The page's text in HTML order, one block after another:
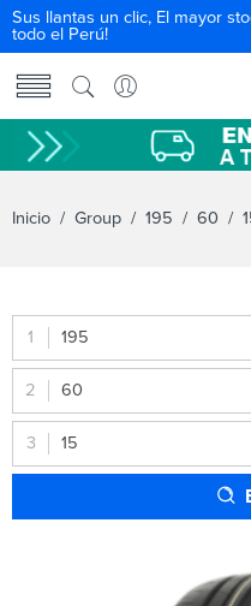
Sus llantas un clic, El mayor
todo el Perú!
Inicio / Group / 195 / 60 /
195
60
15